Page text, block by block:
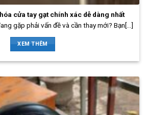
cửa tay gạt chính xác dễ dàng nhất
gặp phải vấn đề và cần thay mới? Bạn[...]
XEM THÊM